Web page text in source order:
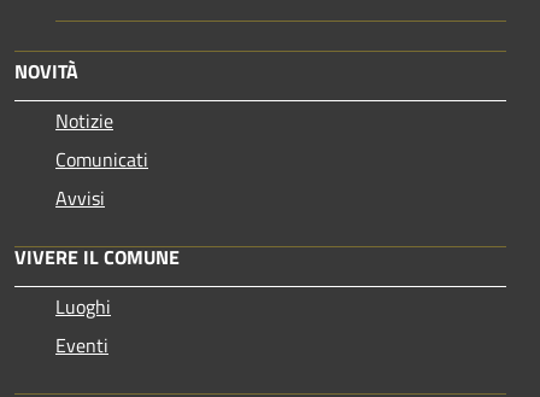
NOVITÀ
Notizie
Comunicati
Avvisi
VIVERE IL COMUNE
Luoghi
Eventi